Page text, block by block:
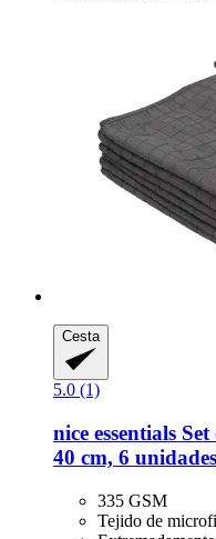
Cesta
5.0 (1)
nice essentials
40 cm, 6 unidades
335 GSM
Tejido de